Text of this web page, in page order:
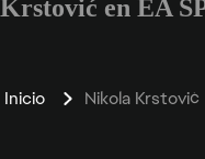
Krstović en EA
Inicio Nikola Krstović